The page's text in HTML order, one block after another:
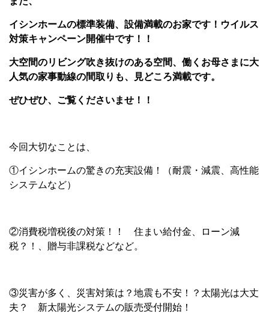
イシンホームの標準装備、設備満載のお家です！ウイルス
対策キャンペーン開催中です！！
大空間のリビング吹き抜けのある空間、働くお母さまに大
人気の家事動線の間取りも、見どころ満載です。
ぜひぜひ、ご覧くださいませ！！
今回大切なことは、
①イシンホームの驚きの充実設備！（耐震・減震、高性能
システムなど）
②消費税増税後の対策！！ 住まい給付金、ローン減
税？！、贈与非課税などなど。
③災害が多く、災害対策は？地震も不安！？太陽光は大丈
夫？ 新太陽光システムの販売受付開始！